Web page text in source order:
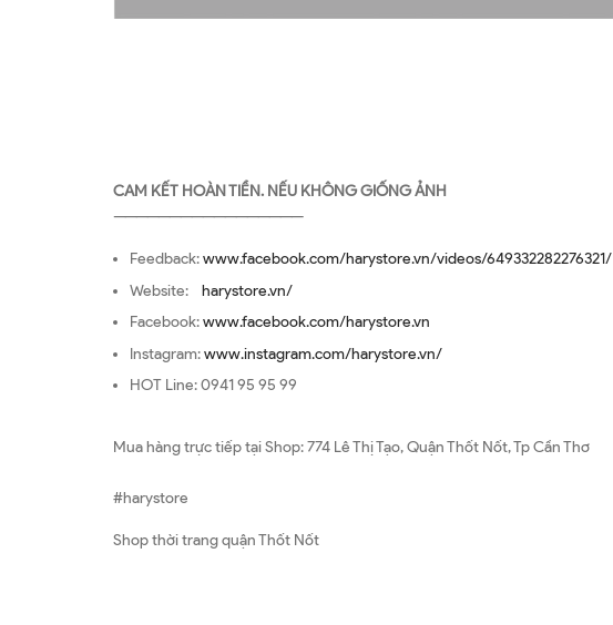
CAM KẾT HOÀN TIỀN. NẾU KHÔNG GIỐNG ẢNH
—————————————————
Feedback:www.facebook.com/harystore.vn/videos/649332282276321/
Website: harystore.vn/
Facebook:www.facebook.com/harystore.vn
Instagram:www.instagram.com/harystore.vn/
HOT Line: 0941 95 95 99
Mua hàng trực tiếp tại Shop: 774 Lê Thị Tạo, Quận Thốt Nốt, Tp Cần Thơ
#harystore
Shop thời trang quận Thốt Nốt